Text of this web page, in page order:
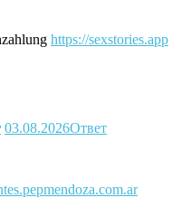
https://sexstories.app
03.08.2026Ответ